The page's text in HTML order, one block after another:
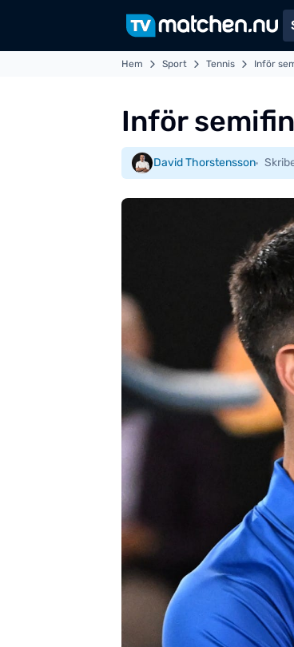
Hem Sport Tennis Inför
Inför
David Thorstensson